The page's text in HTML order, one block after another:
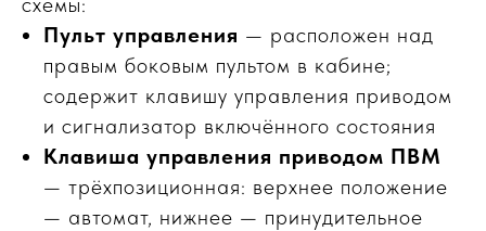
Пульт управления — расположен над
правым боковым пультом в кабине;
содержит клавишу управления приводом
и сигнализатор включённого состояния
Клавиша управления приводом ПВМ
— трёхпозиционная: верхнее положение
— автомат, нижнее — принудительное
ВЫЕЗД
?
МЕХАНИКА